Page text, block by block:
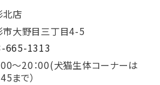
北店
市大野目三丁目4-5
665-1313
00～20：00(犬猫生体コーナーは
まで）